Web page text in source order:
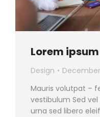
Lorem
Design
December
Mauris volutpat –
vestibulum Sed
urna sed libero